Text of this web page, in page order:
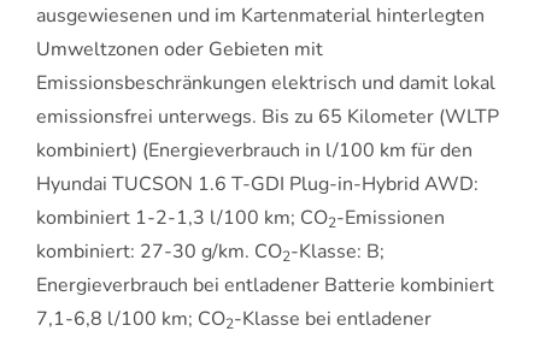
ausgewiesenen und im Kartenmaterial hinterlegten
Umweltzonen oder Gebieten mit
Emissionsbeschränkungen elektrisch und damit lokal
emissionsfrei unterwegs. Bis zu 65 Kilometer (WLTP
kombiniert) (Energieverbrauch in l/100 km für den
Hyundai TUCSON 1.6 T-GDI Plug-in-Hybrid AWD:
kombiniert 1-2-1,3 l/100 km; CO2-Emissionen
kombiniert: 27-30 g/km. CO2-Klasse: B;
Energieverbrauch bei entladener Batterie kombiniert
7,1-6,8 l/100 km; CO2-Klasse bei entladener